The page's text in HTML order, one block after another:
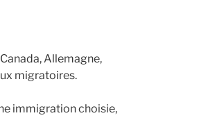
Allemagne,
migratoires.
immigration choisie,